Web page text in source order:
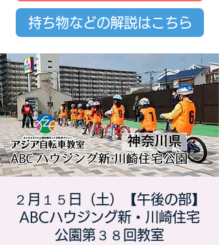
持ち物などの解説はこちら
２月１５日（土）【午後の部】
ABCハウジング新・川崎住宅
公園第３８回教室